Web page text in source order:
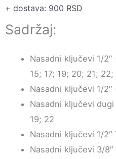
+ dostava: 900 RSD
Sadržaj:
Nasadni ključevi 1/2″
15; 17; 19; 20; 21; 22;
Nasadni ključevi 1/
Nasadni ključevi dugi
19; 22
Nasadni ključevi 1/
Nasadni ključevi 3/8″